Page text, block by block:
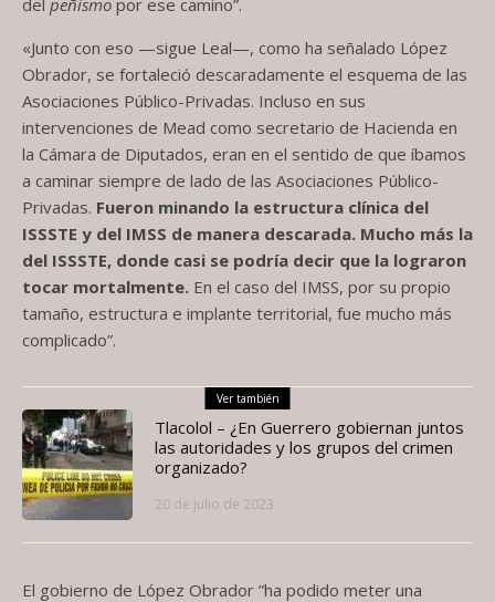
«Junto con eso —sigue Leal—, como ha señalado López
Obrador, se fortaleció descaradamente el esquema de las
Asociaciones Público-Privadas. Incluso en sus
intervenciones de Mead como secretario de Hacienda en
la Cámara de Diputados, eran en el sentido de que íbamos
a caminar siempre de lado de las Asociaciones Público-
Privadas. Fueron minando la estructura clínica del
ISSSTE y del IMSS de manera descarada. Mucho más la
del ISSSTE, donde casi se podría decir que la lograron
tocar mortalmente. En el caso del IMSS, por su propio
tamaño, estructura e implante territorial, fue mucho más
complicado”.
Ver también
Tlacolol – ¿En Guerrero gobiernan juntos
las autoridades y los grupos del crimen
organizado?
20 de julio de 2023
El gobierno de López Obrador ”ha podido meter una